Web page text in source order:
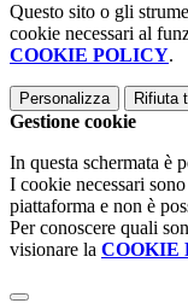
Questo sito o gli
cookie necessari al
COOKIE POLICY.
Personalizza Rifiuta
Gestione cookie
In questa schermata è
I cookie necessari
piattaforma e non è
Per conoscere quali
visionare la COOKIE